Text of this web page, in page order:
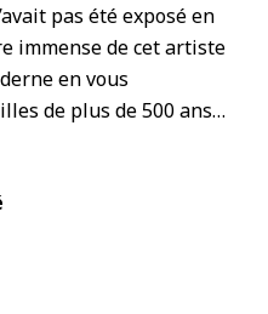
pas été exposé en
immense de cet artiste
en vous
de plus de 500 ans…